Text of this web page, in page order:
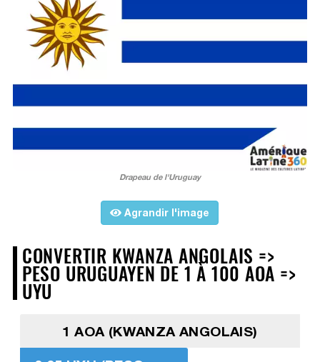
Drapeau de l'Uruguay
Agrandir l'image
CONVERTIR KWANZA ANGOLAIS =>
PESO URUGUAYEN DE 1 À 100 AOA =>
UYU
1 AOA (KWANZA ANGOLAIS)